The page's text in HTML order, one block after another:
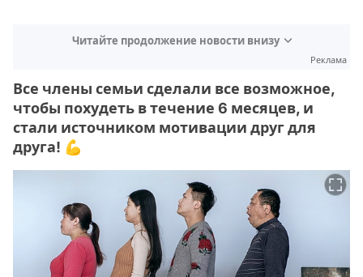
Читайте продолжение новости внизу
Реклама
Все члены семьи сделали все возможное,
чтобы похудеть в течение 6 месяцев, и
стали источником мотивации друг для
друга! 💪